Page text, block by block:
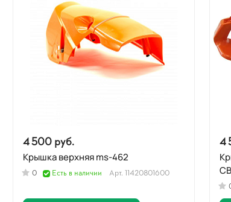
4 500 руб.
Крышка верхняя ms-462
0 Есть в наличии Арт. 11420801600
4